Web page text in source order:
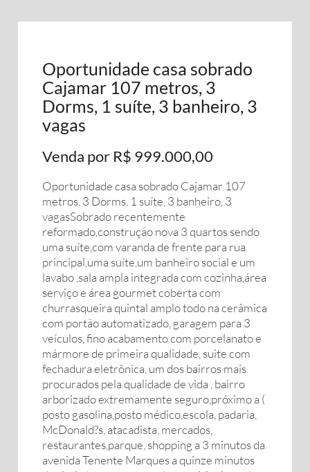
Oportunidade casa sobrado
Cajamar 107 metros, 3
Dorms, 1 suíte, 3 banheiro, 3
vagas
Venda por R$ 999.000,00
Oportunidade casa sobrado Cajamar 107
metros, 3 Dorms, 1 suíte, 3 banheiro, 3
vagasSobrado recentemente
reformado,construção nova 3 quartos sendo
uma suíte,com varanda de frente para rua
principal,uma suíte,um banheiro social e um
lavabo ,sala ampla integrada com cozinha,área
serviço e área gourmet coberta com
churrasqueira quintal amplo todo na cerâmica
com portão automatizado, garagem para 3
veículos, fino acabamento com porcelanato e
mármore de primeira qualidade, suite com
fechadura eletrônica, um dos bairros mais
procurados pela qualidade de vida , bairro
arborizado extremamente seguro,próximo a (
posto gasolina,posto médico,escola, padaria,
McDonald?s, atacadista, mercados,
restaurantes,parque, shopping a 3 minutos da
avenida Tenente Marques a quinze minutos